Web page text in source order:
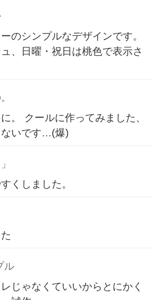
のシンプルなデザインです。
、日曜・祝日は桃色で表示さ
。 クールに作ってみました、
ないです…(爆)
くしました。
ル
じゃなくていいからとにかく